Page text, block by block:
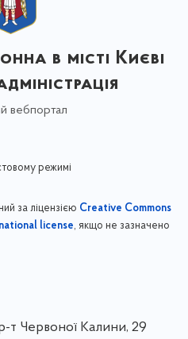
в місті Києві
вебпортал
режимі
за ліцензією Creative Commons
license, якщо не зазначено
т Червоної Калини, 29